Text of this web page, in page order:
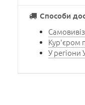
Способи
Кур'єром
У регіони